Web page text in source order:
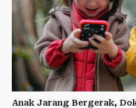
Anak Jarang Bergerak,